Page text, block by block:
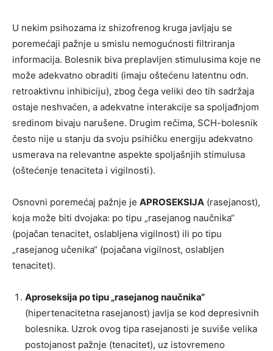
U nekim psihozama iz shizofrenog kruga javljaju se
poremećaji pažnje u smislu nemogućnosti filtriranja
informacija. Bolesnik biva preplavljen stimulusima koje ne
može adekvatno obraditi (imaju oštećenu latentnu odn.
retroaktivnu inhibiciju), zbog čega veliki deo tih sadržaja
ostaje neshvaćen, a adekvatne interakcije sa spoljađnjom
sredinom bivaju narušene. Drugim rečima, SCH-bolesnik
često nije u stanju da svoju psihičku energiju adekvatno
usmerava na relevantne aspekte spoljašnjih stimulusa
(oštećenje tenaciteta i vigilnosti).
Osnovni poremećaj pažnje je APROSEKSIJA (rasejanost),
koja može biti dvojaka: po tipu „rasejanog naučnika“
(pojačan tenacitet, oslabljena vigilnost) ili po tipu
„rasejanog učenika“ (pojačana vigilnost, oslabljen
tenacitet).
Aproseksija po tipu „rasejanog naučnika“
(hipertenacitetna rasejanost) javlja se kod depresivnih
bolesnika. Uzrok ovog tipa rasejanosti je suviše velika
postojanost pažnje (tenacitet), uz istovremeno